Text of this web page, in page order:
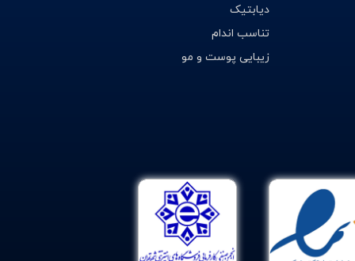
دیابتیک
تناسب اندام
زیبایی پوست و مو